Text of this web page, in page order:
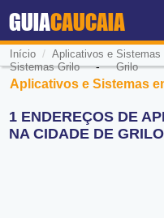
GUIACAUCAIA
Início / Aplicativos e Sistemas
Sistemas Grilo-Grilo
Aplicativos e Sistemas
1 ENDEREÇOS DE
NA CIDADE DE